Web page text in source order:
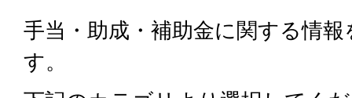
手当・助成・補助金に関する情
す。